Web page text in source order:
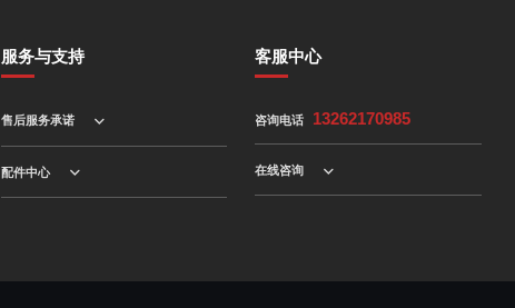
服务与支持
售后服务承诺
配件中心
客服中心
咨询电话 13262170985
在线咨询